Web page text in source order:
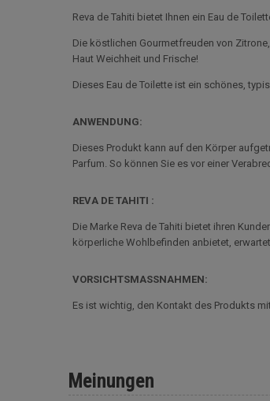
Reva de Tahiti bietet Ihnen ein Eau de
Die köstlichen Gourmetfreuden von
Haut Weichheit und Frische!
Dieses Eau de Toilette ist ein schönes,
ANWENDUNG:
Dieses Produkt kann auf den Körper
Parfum. So können Sie es vor einer
REVA DE TAHITI :
Die Marke Reva de Tahiti bietet ihren
körperliche Wohlbefinden anbietet,
VORSICHTSMASSNAHMEN:
Es ist wichtig, den Kontakt des Produkts
Meinungen